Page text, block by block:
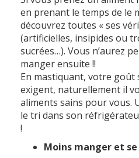
en prenant le temps de le
découvrez toutes « ses
(artificielles, insipides ou
sucrées…). Vous n’aurez
manger ensuite !!
En mastiquant, votre goût
exigent, naturellement il
aliments sains pour vous.
le tri dans son
!
Moins manger et